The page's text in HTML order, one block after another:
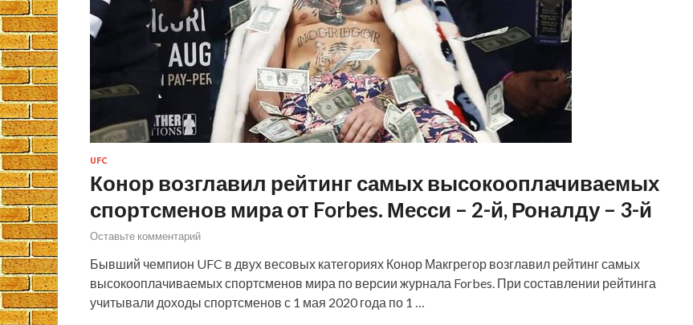
UFC
Конор возглавил рейтинг самых высокооплачиваемых
спортсменов мира от Forbes. Месси – 2-й, Роналду – 3-й
Оставьте комментарий
Бывший чемпион UFC в двух весовых категориях Конор Макгрегор возглавил рейтинг самых
высокооплачиваемых спортсменов мира по версии журнала Forbes. При составлении рейтинга
учитывали доходы спортсменов с 1 мая 2020 года по 1 …